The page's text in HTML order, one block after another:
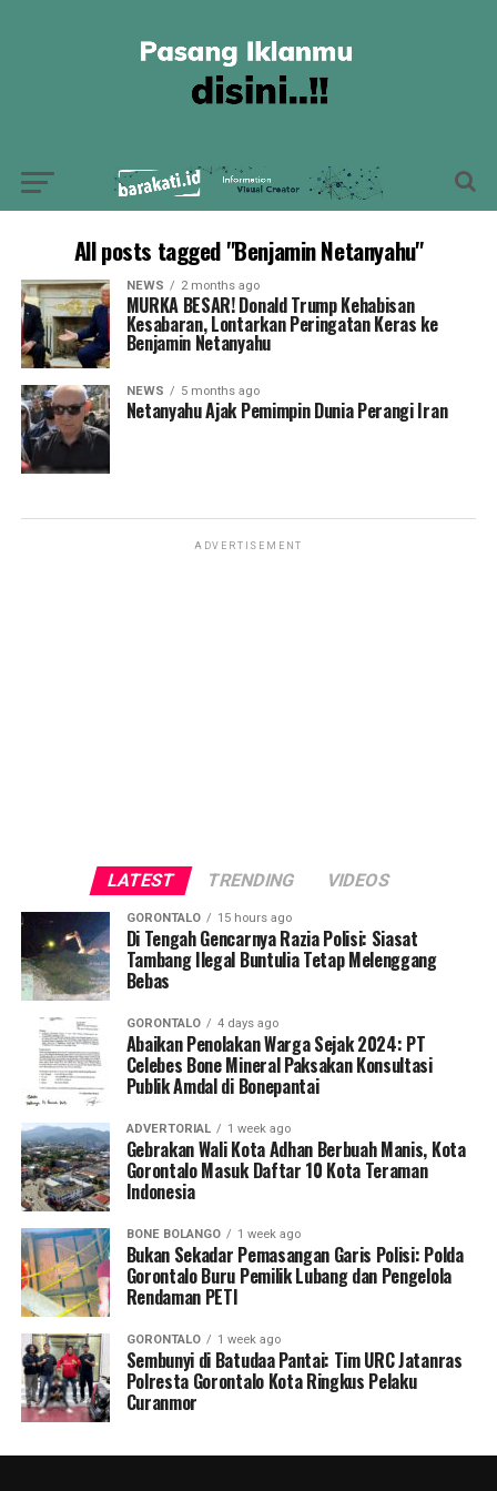
All posts tagged "Benjamin Netanyahu"
NEWS 2 months ago
MURKA BESAR! Donald Trump Kehabisan
Kesabaran, Lontarkan Peringatan Keras ke
Benjamin Netanyahu
NEWS 5 months ago
Netanyahu Ajak Pemimpin Dunia Perangi Iran
ADVERTISEMENT
LATEST TRENDING VIDEOS
GORONTALO 15 hours ago
Di Tengah Gencarnya Razia Polisi: Siasat
Tambang Ilegal Buntulia Tetap Melenggang
Bebas
GORONTALO 4 days ago
Abaikan Penolakan Warga Sejak 2024: PT
Celebes Bone Mineral Paksakan Konsultasi
Publik Amdal di Bonepantai
ADVERTORIAL 1 week ago
Gebrakan Wali Kota Adhan Berbuah Manis, Kota
Gorontalo Masuk Daftar 10 Kota Teraman
Indonesia
BONE BOLANGO 1 week ago
Bukan Sekadar Pemasangan Garis Polisi: Polda
Gorontalo Buru Pemilik Lubang dan Pengelola
Rendaman PETI
GORONTALO 1 week ago
Sembunyi di Batudaa Pantai: Tim URC Jatanras
Polresta Gorontalo Kota Ringkus Pelaku
Curanmor